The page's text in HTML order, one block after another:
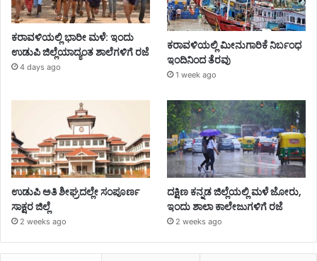
ಕರಾವಳಿಯಲ್ಲಿ ಭಾರೀ ಮಳೆ: ಇಂದು
ಉಡುಪಿ ಜಿಲ್ಲೆಯಾದ್ಯಂತ ಶಾಲೆಗಳಿಗೆ ರಜೆ
4 days ago
ಕರಾವಳಿಯಲ್ಲಿ ಮೀನುಗಾರಿಕೆ ನಿರ್ಬಂಧ
ಇಂದಿನಿಂದ ತೆರವು
1 week ago
ಉಡುಪಿ ಅತಿ ಶೀಘ್ರದಲ್ಲೇ ಸಂಪೂರ್ಣ
ಸಾಕ್ಷರ ಜಿಲ್ಲೆ
2 weeks ago
ದಕ್ಷಿಣ ಕನ್ನಡ ಜಿಲ್ಲೆಯಲ್ಲಿ ಮಳೆ ಜೋರು,
ಇಂದು ಶಾಲಾ ಕಾಲೇಜುಗಳಿಗೆ ರಜೆ
2 weeks ago